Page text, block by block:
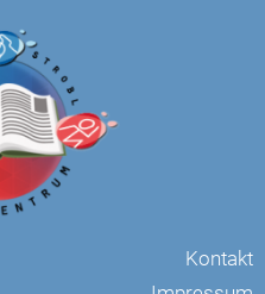
Kontakt